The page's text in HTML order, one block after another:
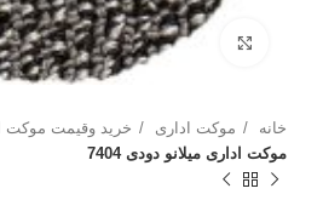
بزرگنمایی تصویر
خانه موکت اداری
خرید وقیمت موکت
موکت اداری میلانو دودی 7404